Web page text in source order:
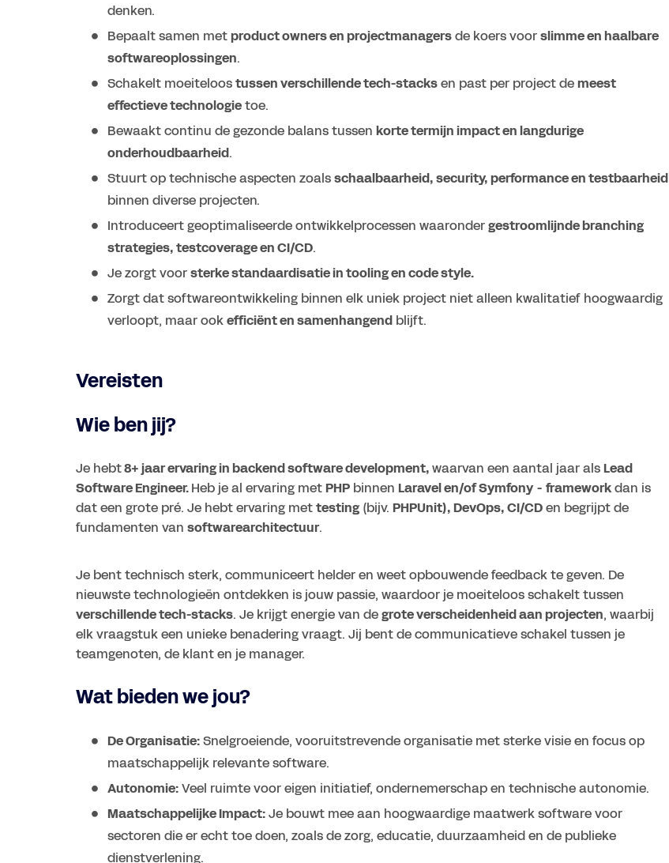
denken.
Bepaalt samen metproduct owners en projectmanagersde koers voorslimme en haalbare
softwareoplossingen.
Schakelt moeiteloostussen verschillende tech-stacksen past per project demeest
effectieve technologietoe.
Bewaakt continu de gezonde balans tussen korte termijn impact en langdurige
onderhoudbaarheid.
Stuurt op technische aspecten zoalsschaalbaarheid, security, performance en testbaarheid
binnen diverse projecten.
Introduceert geoptimaliseerde ontwikkelprocessen waarondergestroomlijnde branching
strategies, testcoverage en CI/CD.
Je zorgt voorsterke standaardisatie in tooling en code style.
Zorgt dat softwareontwikkeling binnen elk uniek project niet alleen kwalitatief hoogwaardig
verloopt, maar ookefficiënt en samenhangend blijft.
Vereisten
Wie ben jij?
Je hebt8+ jaar ervaring in backend software development,waarvan een aantal jaar als Lead
Software Engineer.Heb je al ervaring met PHP binnen Laravel en/of Symfony - frameworkdan is
dat een grote pré. Je hebt ervaring mettesting (bijv. PHPUnit), DevOps, CI/CDen begrijpt de
fundamenten van softwarearchitectuur.
Je bent technisch sterk, communiceert helder en weet opbouwende feedback te geven. De
nieuwste technologieën ontdekken is jouw passie, waardoor je moeiteloos schakelt tussen
verschillende tech-stacks. Je krijgt energie van degrote verscheidenheid aan projecten, waarbij
elk vraagstuk een unieke benadering vraagt. Jij bent de communicatieve schakel tussen je
teamgenoten, de klant en je manager.
Wat bieden we jou?
De Organisatie:Snelgroeiende, vooruitstrevende organisatie met sterke visie en focus op
maatschappelijk relevante software.
Autonomie:Veel ruimte voor eigen initiatief, ondernemerschap en technische autonomie.
Maatschappelijke Impact:Je bouwt mee aan hoogwaardige maatwerk software voor
sectoren die er echt toe doen, zoals de zorg, educatie, duurzaamheid en de publieke
dienstverlening.